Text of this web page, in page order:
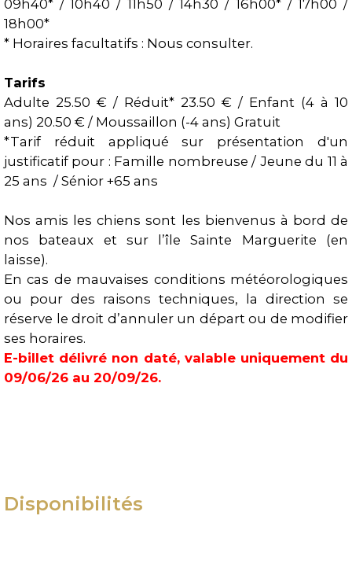
09h40* / 10h40 / 11h50 / 14h30 / 16h00* / 17h00 /
18h00*
* Horaires facultatifs : Nous consulter.
Tarifs
Adulte 25.50 € / Réduit* 23.50 € / Enfant (4 à 10
ans) 20.50 € / Moussaillon (-4 ans) Gratuit
*Tarif réduit appliqué sur présentation d'un
justificatif pour : Famille nombreuse / Jeune du 11 à
25 ans / Sénior +65 ans
Nos amis les chiens sont les bienvenus à bord de
nos bateaux et sur l’île Sainte Marguerite (en
laisse).
En cas de mauvaises conditions météorologiques
ou pour des raisons techniques, la direction se
réserve le droit d’annuler un départ ou de modifier
ses horaires.
E-billet délivré non daté, valable uniquement du
09/06/26 au 20/09/26.
Disponibilités